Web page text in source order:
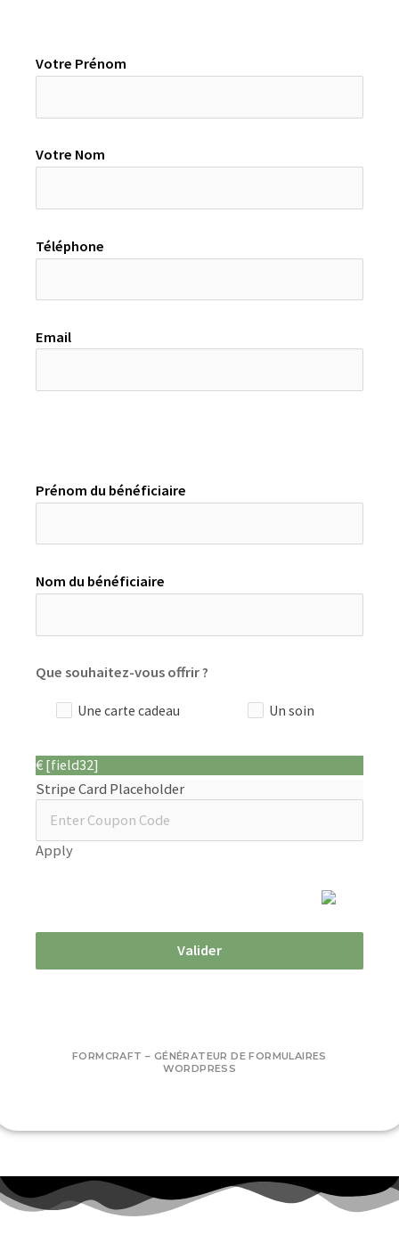
Votre Prénom
Votre Nom
Téléphone
Email
Prénom du bénéficiaire
Nom du bénéficiaire
Que souhaitez-vous offrir ?
Une carte cadeau Un soin
€ [field32]
Stripe Card Placeholder
Apply
Valider
FORMCRAFT – GÉNÉRATEUR DE FORMULAIRES
WORDPRESS